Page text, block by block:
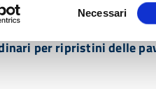
Necessari
per ripristini delle